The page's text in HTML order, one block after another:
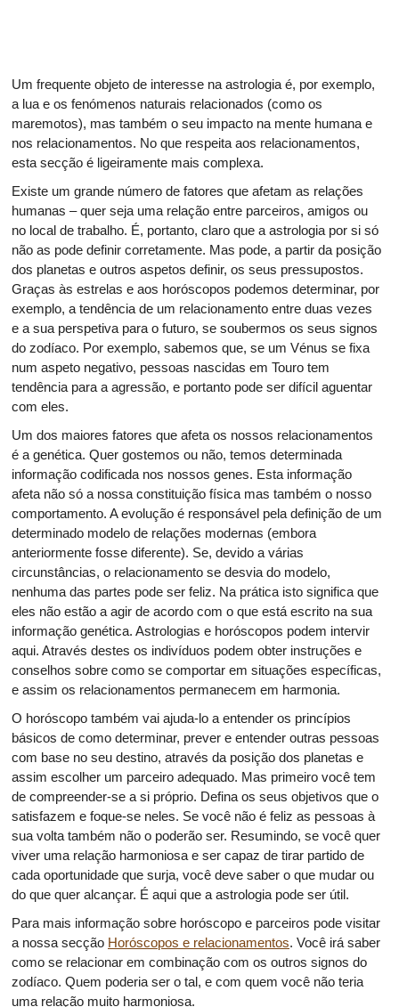
Um frequente objeto de interesse na astrologia é, por exemplo,
a lua e os fenómenos naturais relacionados (como os
maremotos), mas também o seu impacto na mente humana e
nos relacionamentos. No que respeita aos relacionamentos,
esta secção é ligeiramente mais complexa.
Existe um grande número de fatores que afetam as relações
humanas – quer seja uma relação entre parceiros, amigos ou
no local de trabalho. É, portanto, claro que a astrologia por si só
não as pode definir corretamente. Mas pode, a partir da posição
dos planetas e outros aspetos definir, os seus pressupostos.
Graças às estrelas e aos horóscopos podemos determinar, por
exemplo, a tendência de um relacionamento entre duas vezes
e a sua perspetiva para o futuro, se soubermos os seus signos
do zodíaco. Por exemplo, sabemos que, se um Vénus se fixa
num aspeto negativo, pessoas nascidas em Touro tem
tendência para a agressão, e portanto pode ser difícil aguentar
com eles.
Um dos maiores fatores que afeta os nossos relacionamentos
é a genética. Quer gostemos ou não, temos determinada
informação codificada nos nossos genes. Esta informação
afeta não só a nossa constituição física mas também o nosso
comportamento. A evolução é responsável pela definição de um
determinado modelo de relações modernas (embora
anteriormente fosse diferente). Se, devido a várias
circunstâncias, o relacionamento se desvia do modelo,
nenhuma das partes pode ser feliz. Na prática isto significa que
eles não estão a agir de acordo com o que está escrito na sua
informação genética. Astrologias e horóscopos podem intervir
aqui. Através destes os indivíduos podem obter instruções e
conselhos sobre como se comportar em situações específicas,
e assim os relacionamentos permanecem em harmonia.
O horóscopo também vai ajuda-lo a entender os princípios
básicos de como determinar, prever e entender outras pessoas
com base no seu destino, através da posição dos planetas e
assim escolher um parceiro adequado. Mas primeiro você tem
de compreender-se a si próprio. Defina os seus objetivos que o
satisfazem e foque-se neles. Se você não é feliz as pessoas à
sua volta também não o poderão ser. Resumindo, se você quer
viver uma relação harmoniosa e ser capaz de tirar partido de
cada oportunidade que surja, você deve saber o que mudar ou
do que quer alcançar. É aqui que a astrologia pode ser útil.
Para mais informação sobre horóscopo e parceiros pode visitar
a nossa secção Horóscopos e relacionamentos. Você irá saber
como se relacionar em combinação com os outros signos do
zodíaco. Quem poderia ser o tal, e com quem você não teria
uma relação muito harmoniosa.